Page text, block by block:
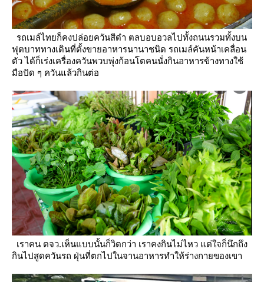
รถเมล์ไทยก็คงปล่อยควันสีดำ ตลบอบอวลไปทั้งถนนรวมทั้งบน
ฟุตบาททางเดินที่ตั้งขายอาหารนานาชนิด รถเมล์คันหน้าเคลื่อน
ตัว ได้ก็เร่งเครื่องควันพวบพุ่งก้อนโตคนนั่งกินอาหารข้างทางใช้
มือปัด ๆ ควันแล้วกินต่อ
เราคน ตจว.เห็นแบบนั้นก็วิตกว่า เราคงกินไม่ไหว แต่ใจก็นึกถึง
กินไปสูดควันรถ ฝุ่นที่ตกไปในจานอาหารทำให้ร่างกายของเขา